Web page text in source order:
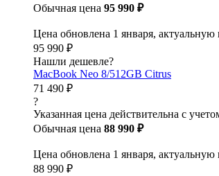
Обычная цена 95 990 ₽
Цена обновлена 1 января, актуальную
95 990 ₽
Нашли дешевле?
MacBook Neo 8/512GB Citrus
71 490 ₽
?
Указанная цена действительна с
Обычная цена 88 990 ₽
Цена обновлена 1 января, актуальную
88 990 ₽